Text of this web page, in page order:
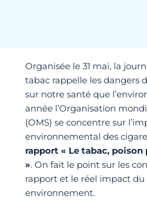
Organisée le 31 mai, la
tabac rappelle les dangers
sur notre santé que
année l’Organisation
(OMS) se concentre sur
environnemental des
rapport « Le tabac,
». On fait le point sur les
rapport et le réel impact
environnement.